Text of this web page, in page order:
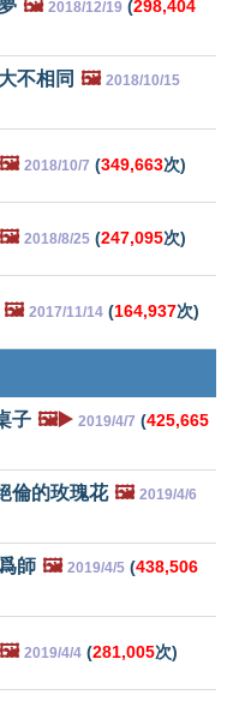
🖼️ 2018/12/19 (298,404
不相同 🖼️ 2018/10/15
🖼️ 2018/10/7 (349,663次)
🖼️ 2018/8/25 (247,095次)
🖼️ 2017/11/14 (164,937次)
子 🖼️▶️ 2019/4/7 (425,665
倫的玫瑰花 🖼️ 2019/4/6
師 🖼️ 2019/4/5 (438,506
🖼️ 2019/4/4 (281,005次)